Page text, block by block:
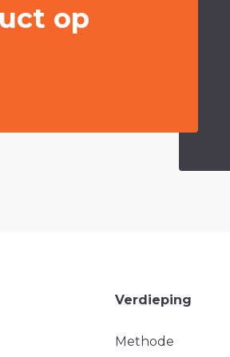
op
Verdieping
Methode